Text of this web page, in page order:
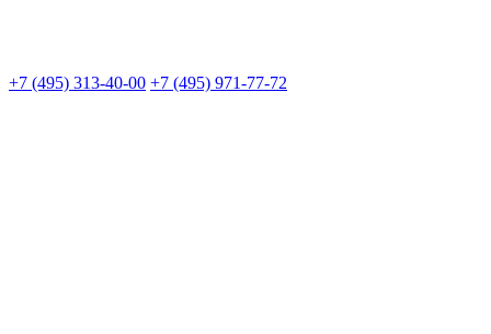
+7 (495) 313-40-00 +7 (495) 971-77-72